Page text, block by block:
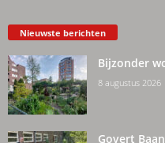
Nieuwste berichten
Bijzonder
8 augustus 2026
Govert